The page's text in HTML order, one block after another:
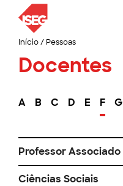
Início/ Pessoas
Docentes
A B C D E F G
Professor Associado
Ciências Sociais